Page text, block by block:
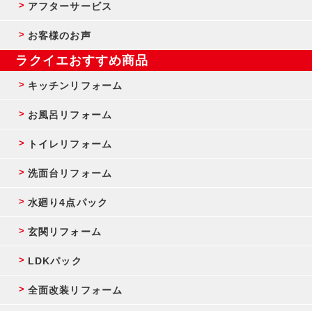
アフターサービス
お客様のお声
ラクイエおすすめ商品
キッチンリフォーム
お風呂リフォーム
トイレリフォーム
洗面台リフォーム
水廻り4点パック
玄関リフォーム
LDKパック
全面改装リフォーム